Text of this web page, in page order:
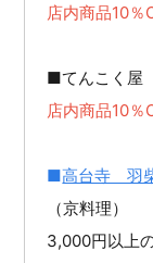
店内商品10％
■てんこく
店内商品10％
■高台寺 羽
（京料理）
3,000円以上